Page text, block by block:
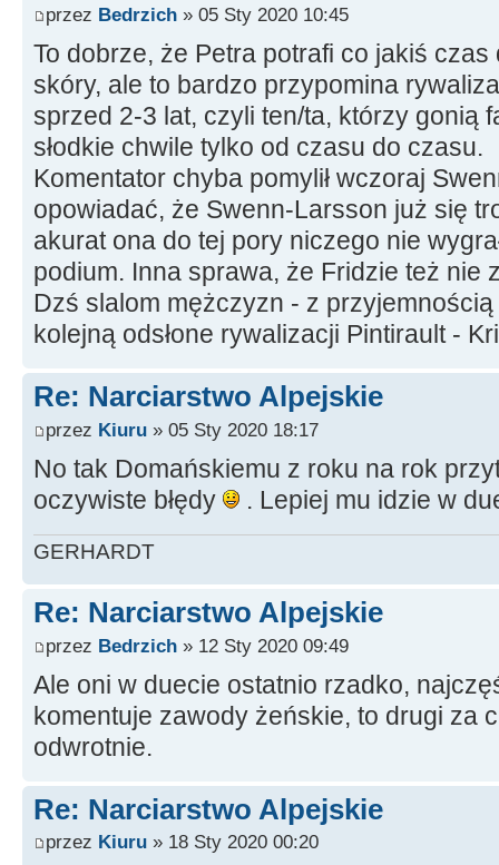
przez Bedrzich » 05 Sty 2020 10:45
To dobrze, że Petra potrafi co jakiś
skóry, ale to bardzo przypomina
sprzed 2-3 lat, czyli ten/ta, którzy gonią
słodkie chwile tylko od czasu do czasu.
Komentator chyba pomylił wczoraj
opowiadać, że Swenn-Larsson już się
akurat ona do tej pory niczego nie
podium. Inna sprawa, że Fridzie też nie
Dzś slalom mężczyzn - z
kolejną odsłone rywalizacji Pintirault -
Re: Narciarstwo Alpejskie
przez Kiuru » 05 Sty 2020 18:17
No tak Domańskiemu z roku na rok
oczywiste błędy
. Lepiej mu idzie w
GERHARDT
Re: Narciarstwo Alpejskie
przez Bedrzich » 12 Sty 2020 09:49
Ale oni w duecie ostatnio rzadko,
komentuje zawody żeńskie, to drugi za
odwrotnie.
Re: Narciarstwo Alpejskie
przez Kiuru » 18 Sty 2020 00:20